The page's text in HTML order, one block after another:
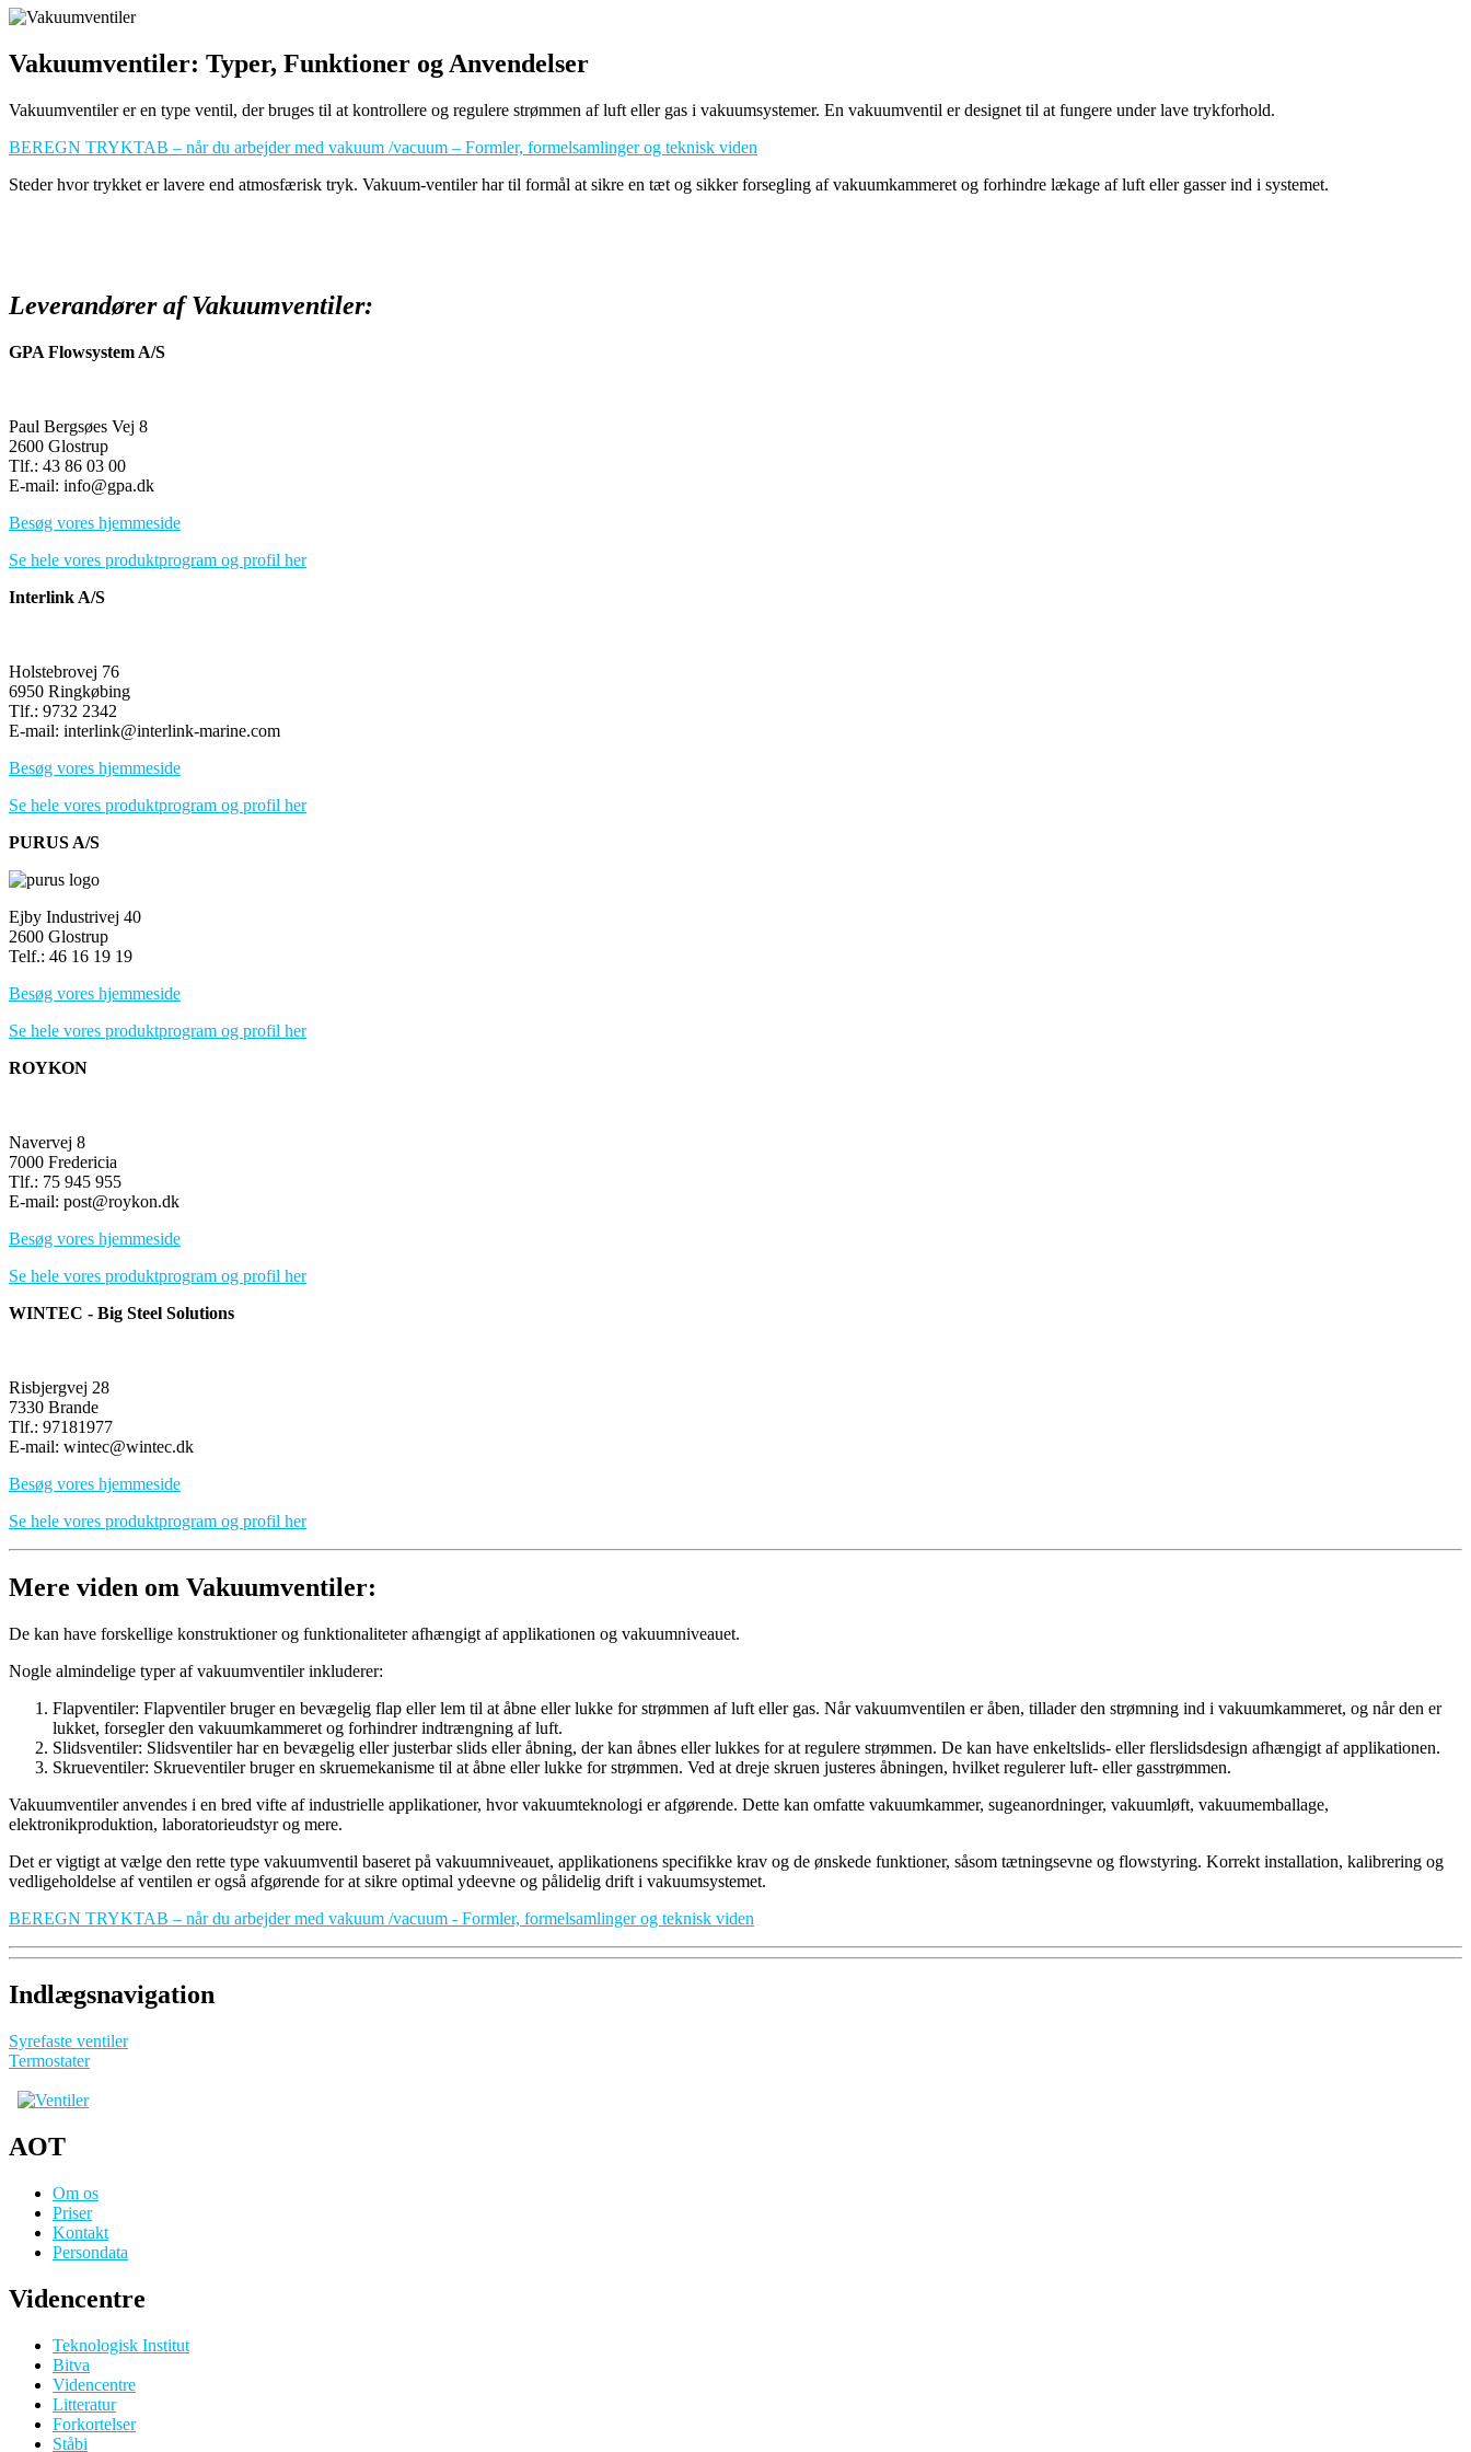
Vakuumventiler: Typer, Funktioner og Anvendelser
Vakuumventiler er en type ventil, der bruges til at kontrollere og regulere strømmen af luft eller gas i vakuumsystemer. En vakuumventil er designet til at fungere under lave trykforhold.
BEREGN TRYKTAB – når du arbejder med vakuum /vacuum – Formler, formelsamlinger og teknisk viden
Steder hvor trykket er lavere end atmosfærisk tryk. Vakuum-ventiler har til formål at sikre en tæt og sikker forsegling af vakuumkammeret og forhindre lækage af luft eller gasser ind i systemet.
Leverandører af Vakuumventiler:
GPA Flowsystem A/S
Paul Bergsøes Vej 8
2600 Glostrup
Tlf.: 43 86 03 00
E-mail: info@gpa.dk
Besøg vores hjemmeside
Se hele vores produktprogram og profil her
Interlink A/S
Holstebrovej 76
6950 Ringkøbing
Tlf.: 9732 2342
E-mail: interlink@interlink-marine.com
Besøg vores hjemmeside
Se hele vores produktprogram og profil her
PURUS A/S
Ejby Industrivej 40
2600 Glostrup
Telf.: 46 16 19 19
Besøg vores hjemmeside
Se hele vores produktprogram og profil her
ROYKON
Navervej 8
7000 Fredericia
Tlf.: 75 945 955
E-mail: post@roykon.dk
Besøg vores hjemmeside
Se hele vores produktprogram og profil her
WINTEC - Big Steel Solutions
Risbjergvej 28
7330 Brande
Tlf.: 97181977
E-mail: wintec@wintec.dk
Besøg vores hjemmeside
Se hele vores produktprogram og profil her
Mere viden om Vakuumventiler:
De kan have forskellige konstruktioner og funktionaliteter afhængigt af applikationen og vakuumniveauet.
Nogle almindelige typer af vakuumventiler inkluderer:
Flapventiler: Flapventiler bruger en bevægelig flap eller lem til at åbne eller lukke for strømmen af luft eller gas. Når vakuumventilen er åben, tillader den strømning ind i vakuumkammeret, og når den er
lukket, forsegler den vakuumkammeret og forhindrer indtrængning af luft.
Slidsventiler: Slidsventiler har en bevægelig eller justerbar slids eller åbning, der kan åbnes eller lukkes for at regulere strømmen. De kan have enkeltslids- eller flerslidsdesign afhængigt af applikationen.
Skrueventiler: Skrueventiler bruger en skruemekanisme til at åbne eller lukke for strømmen. Ved at dreje skruen justeres åbningen, hvilket regulerer luft- eller gasstrømmen.
Vakuumventiler anvendes i en bred vifte af industrielle applikationer, hvor vakuumteknologi er afgørende. Dette kan omfatte vakuumkammer, sugeanordninger, vakuumløft, vakuumemballage,
elektronikproduktion, laboratorieudstyr og mere.
Det er vigtigt at vælge den rette type vakuumventil baseret på vakuumniveauet, applikationens specifikke krav og de ønskede funktioner, såsom tætningsevne og flowstyring. Korrekt installation, kalibrering og
vedligeholdelse af ventilen er også afgørende for at sikre optimal ydeevne og pålidelig drift i vakuumsystemet.
BEREGN TRYKTAB – når du arbejder med vakuum /vacuum - Formler, formelsamlinger og teknisk viden
Indlægsnavigation
Syrefaste ventiler
Termostater
AOT
Om os
Priser
Kontakt
Persondata
Videncentre
Teknologisk Institut
Bitva
Videncentre
Litteratur
Forkortelser
Ståbi